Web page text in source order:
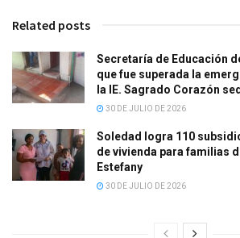
Related posts
Secretaría de Educación
que fue superada la
la IE. Sagrado Corazón
30 DE JULIO DE 2026
Soledad logra 110
de vivienda para familias
Estefany
30 DE JULIO DE 2026